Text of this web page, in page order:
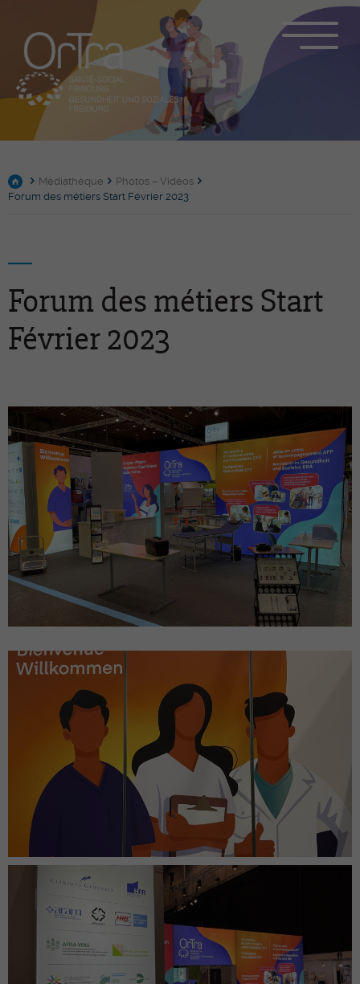
Médiathèque
Photos – Vidéos
Forum des métiers Start Février 2023
Forum des métiers Start
Février 2023